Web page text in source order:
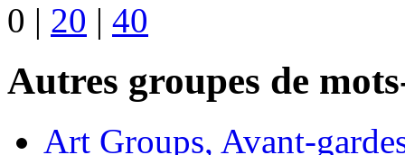
0 | 20 | 40
Autres groupes de
Art Groups, Avant-